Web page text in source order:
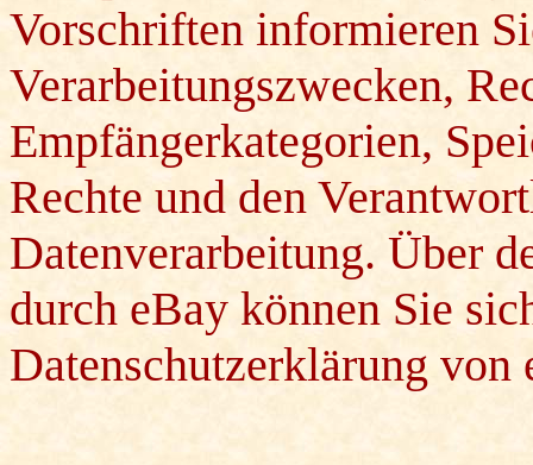
Vorschriften informieren
Verarbeitungszwecken,
Empfängerkategorien,
Rechte und den
Datenverarbeitung. Über
durch eBay können Sie
Datenschutzerklärung